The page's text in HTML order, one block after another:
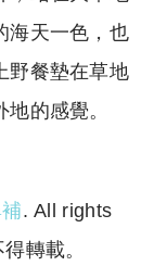
海天一色，也
野餐墊在草地
的感覺。
. All rights
轉載。